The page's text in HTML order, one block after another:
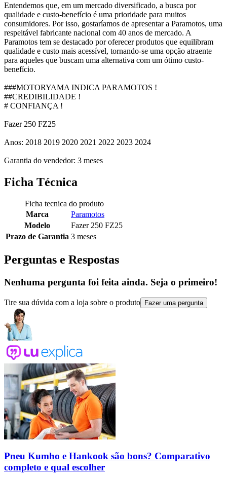
Entendemos que, em um mercado diversificado, a busca por
qualidade e custo-benefício é uma prioridade para muitos
consumidores. Por isso, gostaríamos de apresentar a Paramotos, uma
respeitável fabricante nacional com 40 anos de mercado. A
Paramotos tem se destacado por oferecer produtos que equilibram
qualidade e custo mais acessível, tornando-se uma opção atraente
para aqueles que buscam uma alternativa com um ótimo custo-
benefício.
###MOTORYAMA INDICA PARAMOTOS !
##CREDIBILIDADE !
# CONFIANÇA !
Fazer 250 FZ25
Anos: 2018 2019 2020 2021 2022 2023 2024
Garantia do vendedor: 3 meses
Ficha Técnica
Ficha tecnica do produto
Marca
Paramotos
Modelo
Fazer 250 FZ25
Prazo de Garantia 3 meses
Perguntas e Respostas
Nenhuma pergunta foi feita ainda. Seja o primeiro!
Tire sua dúvida com a loja sobre o produto Fazer uma pergunta
Pneu Kumho e Hankook são bons? Comparativo
completo e qual escolher